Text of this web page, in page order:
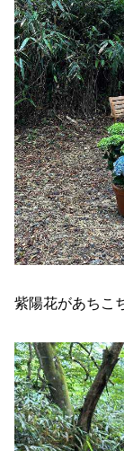
紫陽花があちこ